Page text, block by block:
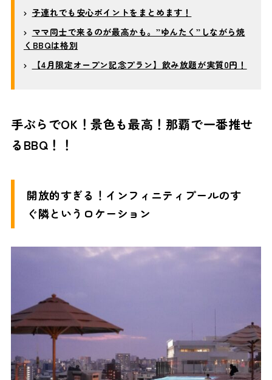
子連れでも安心ポイントをまとめます！
ママ同士で来るのが最高かも。”ゆんたく”しながら焼
くBBQは格別
【4月限定オープン記念プラン】飲み放題が実質0円！
手ぶらでOK！景色も最高！那覇で一番推せ
るBBQ！！
開放的すぎる！インフィニティプールのす
ぐ隣というロケーション